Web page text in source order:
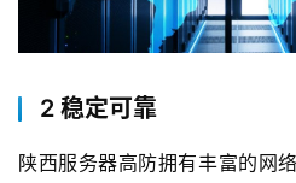
2 稳定可靠
陕西服务器高防拥有丰富的网